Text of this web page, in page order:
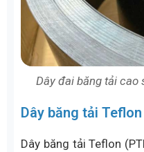
Dây đai băng tải cao
Dây băng tải Teflon
Dây băng tải Teflon